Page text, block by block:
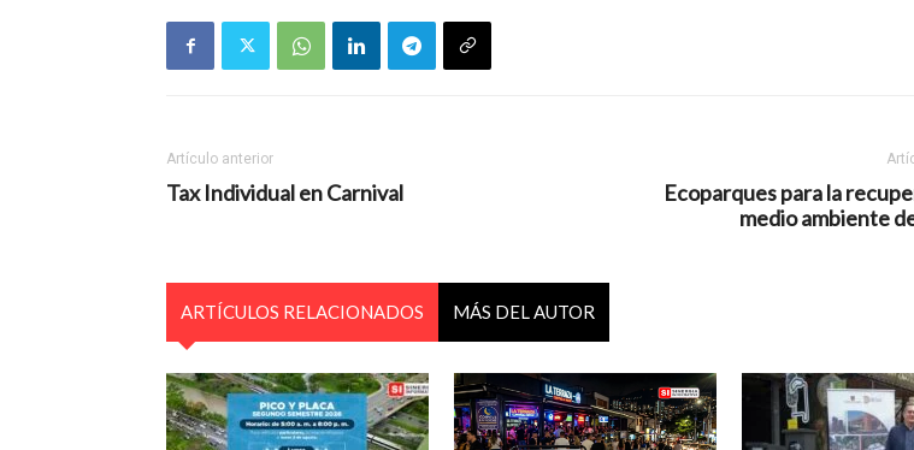
Artículo anterior
Tax Individual en Carnival
Ecoparques para la
medio ambiente
ARTÍCULOS RELACIONADOS MÁS DEL AUTOR